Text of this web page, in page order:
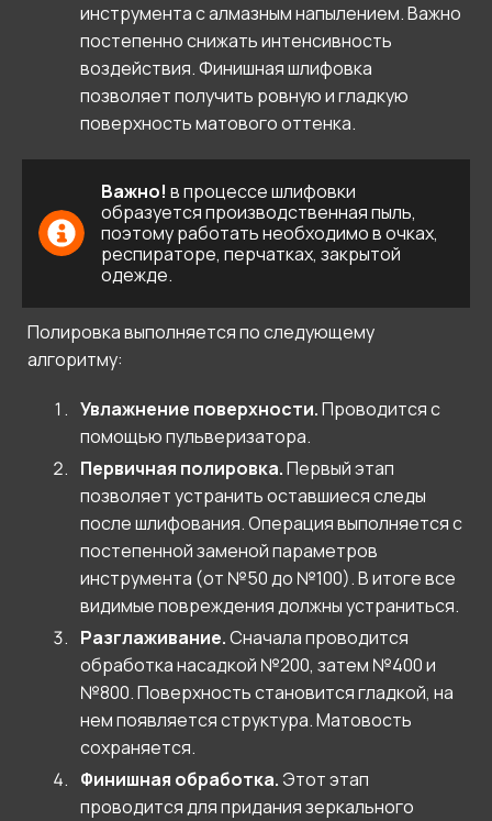
инструмента с алмазным напылением. Важно
постепенно снижать интенсивность
воздействия. Финишная шлифовка
позволяет получить ровную и гладкую
поверхность матового оттенка.
Важно! в процессе шлифовки
образуется производственная пыль,
поэтому работать необходимо в очках,
респираторе, перчатках, закрытой
одежде.
Полировка выполняется по следующему
алгоритму:
Увлажнение поверхности.Проводится с
помощью пульверизатора.
Первичная полировка.Первый этап
позволяет устранить оставшиеся следы
после шлифования. Операция выполняется с
постепенной заменой параметров
инструмента (от №50 до №100). В итоге все
видимые повреждения должны устраниться.
Разглаживание.Сначала проводится
обработка насадкой №200, затем №400 и
№800. Поверхность становится гладкой, на
нем появляется структура. Матовость
сохраняется.
Финишная обработка. Этот этап
проводится для придания зеркального